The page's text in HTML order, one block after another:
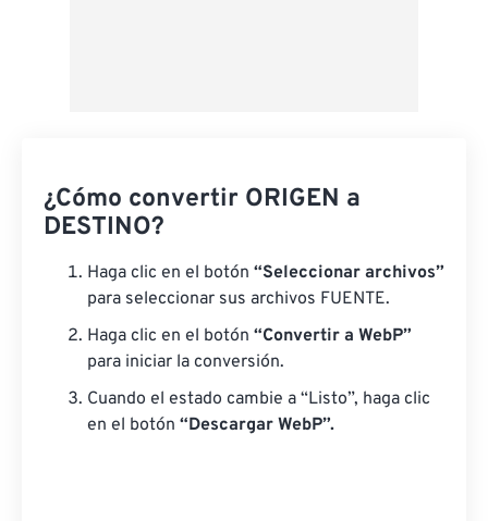
¿Cómo convertir ORIGEN a
DESTINO?
Haga clic en el botón “Seleccionar archivos”
para seleccionar sus archivos FUENTE.
Haga clic en el botón “Convertir a WebP”
para iniciar la conversión.
Cuando el estado cambie a “Listo”, haga clic
en el botón “Descargar WebP”.